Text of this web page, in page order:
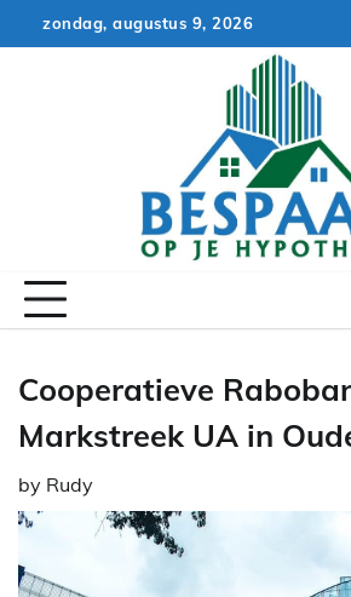
to
zondag, augustus 9, 2026
Cooperatieve
Markstreek UA in
by Rudy